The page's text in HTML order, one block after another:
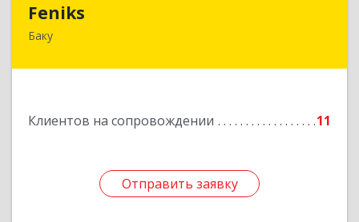
Feniks
Баку
Клиентов на сопровождении 11
Отправить заявку
AZ1029, Азербайджан, г.Баку, пр. Г. Алиева 187Б,
Отправить заявку